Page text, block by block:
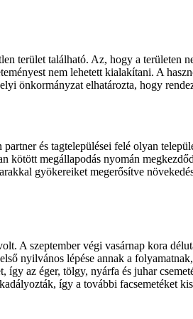
terület található. Az, hogy a területen
nem lehetett kialakítani. A
önkormányzat elhatározta, hogy
és tagtelepülései felé olyan
megállapodás nyomán
gyökereiket megerősítve
A szeptember végi vasárnap kora
nyilvános lépése annak a
így az éger, tölgy, nyárfa és juhar
így a további facsemetéket